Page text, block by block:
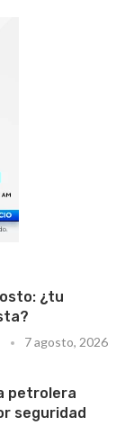
¿tu
7 agosto, 2026
petrolera
seguridad